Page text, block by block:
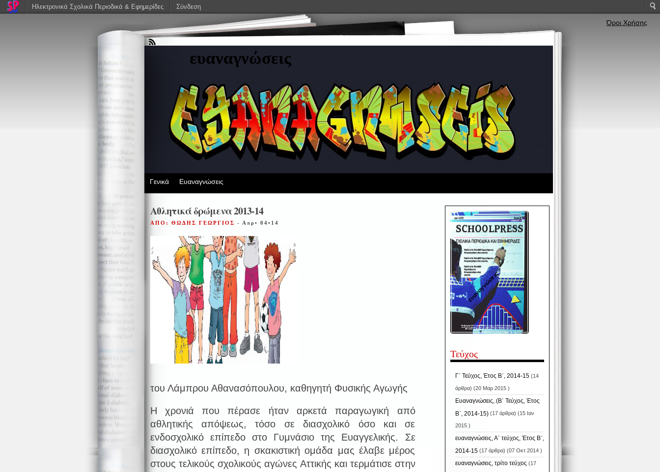
ευαναγνώσεις
Γενικά Ευαναγνώσεις
Αθλητικά δρώμενα 2013-14
ΑΠΟ: ΘΩΔΗΣ ΓΕΩΡΓΙΟΣ - Απρ• 04•14
του Λάμπρου Αθανασόπουλου, καθηγητή Φυσικής Αγωγής
Η χρονιά που πέρασε ήταν αρκετά παραγωγική από
αθλητικής απόψεως, τόσο σε διασχολικό όσο και σε
ενδοσχολικό επίπεδο στο Γυμνάσιο της Ευαγγελικής. Σε
διασχολικό επίπεδο, η σκακιστική ομάδα μας έλαβε μέρος
στους τελικούς σχολικούς αγώνες Αττικής και τερμάτισε στην
ευαναγνώσεις
Τεύχος
Γ΄ Τεύχος, Έτος Β΄, 2014-15(14
άρθρα) (20 Μαρ 2015 )
Ευαναγνώσεις, (B΄ Τεύχος, Έτος
Β΄, 2014-15)(17 άρθρα) (15 Ιαν
2015 )
ευαναγνώσεις, Α΄ τεύχος, Έτος Β΄,
2014-15(17 άρθρα) (07 Οκτ 2014 )
ευαναγνώσεις, τρίτο τεύχος (17
Όροι Χρήσης
Ηλεκτρονικά Σχολικά Περιοδικά & Εφημερίδες Σύνδεση